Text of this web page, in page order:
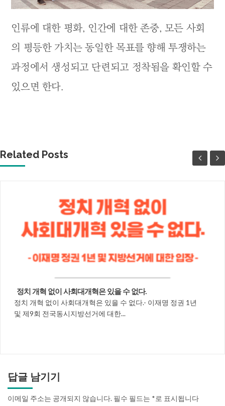
인류에 대한 평화, 인간에 대한 존중, 모든 사회
의 평등한 가치는 동일한 목표를 향해 투쟁하는
과정에서 생성되고 단련되고 정착됨을 확인할 수
있으면 한다.
Related Posts
정치 개혁 없이 사회대개혁은 있을 수 없다.
정치 개혁 없이 사회대개혁은 있을 수 없다.- 이재명 정권 1년
및 제9회 전국동시지방선거에 대한...
답글 남기기
이메일 주소는 공개되지 않습니다. 필수 필드는 *로 표시됩니다